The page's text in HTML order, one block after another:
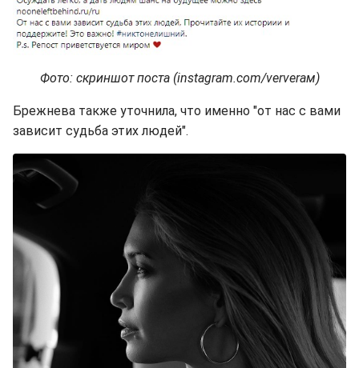
Фото: скриншот поста (instagram.com/ververaм)
Брежнева также уточнила, что именно "от нас с вами
зависит судьба этих людей".